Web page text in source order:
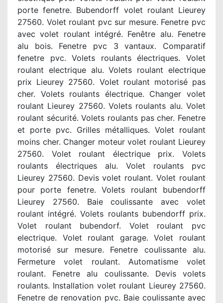
porte fenetre. Bubendorff volet roulant Lieurey
27560. Volet roulant pvc sur mesure. Fenetre pvc
avec volet roulant intégré. Fenêtre alu. Fenetre
alu bois. Fenetre pvc 3 vantaux. Comparatif
fenetre pvc. Volets roulants électriques. Volet
roulant electrique alu. Volets roulant electrique
prix Lieurey 27560. Volet roulant motorisé pas
cher. Volets roulants électrique. Changer volet
roulant Lieurey 27560. Volets roulants alu. Volet
roulant sécurité. Volets roulants pas cher. Fenetre
et porte pvc. Grilles métalliques. Volet roulant
moins cher. Changer moteur volet roulant Lieurey
27560. Volet roulant électrique prix. Volets
roulants électriques alu. Volet roulants pvc
Lieurey 27560. Devis volet roulant. Volet roulant
pour porte fenetre. Volets roulant bubendorff
Lieurey 27560. Baie coulissante avec volet
roulant intégré. Volets roulants bubendorff prix.
Volet roulant bubendorf. Volet roulant pvc
electrique. Volet roulant garage. Volet roulant
motorisé sur mesure. Fenetre coulissante alu.
Fermeture volet roulant. Automatisme volet
roulant. Fenetre alu coulissante. Devis volets
roulants. Installation volet roulant Lieurey 27560.
Fenetre de renovation pvc. Baie coulissante avec